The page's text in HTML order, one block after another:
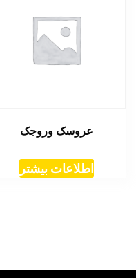
عروسک وروجک
اطلاعات بیشتر